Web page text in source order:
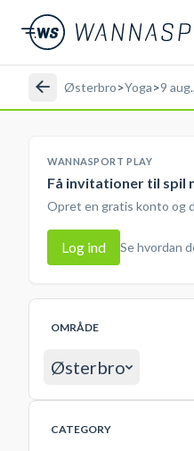
Østerbro>Yoga>9
WANNASPORT PLAY
Få invitationer til spil
Opret en gratis konto og
Log ind Se hvordan
OMRÅDE
Østerbro
CATEGORY